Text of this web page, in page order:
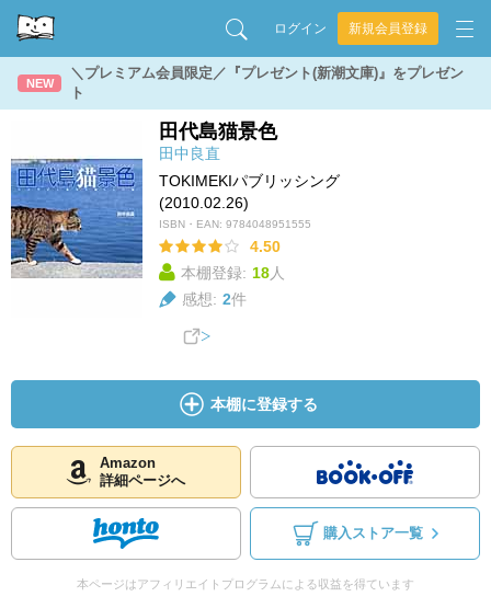
ログイン 新規会員登録
NEW
＼プレミアム会員限定／『プレゼント(新潮文庫)』をプレゼン
ト
田代島猫景色
田中良直
TOKIMEKIパブリッシング
(2010.02.26)
ISBN・EAN: 9784048951555
4.50
本棚登録: 18人
感想: 2件
本棚に登録する
Amazon
詳細ページへ
購入ストア一覧
本ページはアフィリエイトプログラムによる収益を得ています